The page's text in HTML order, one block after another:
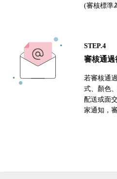
(審核標準
STEP.4
審核通過
若審核通
式、顏色
配送或面
家通知，